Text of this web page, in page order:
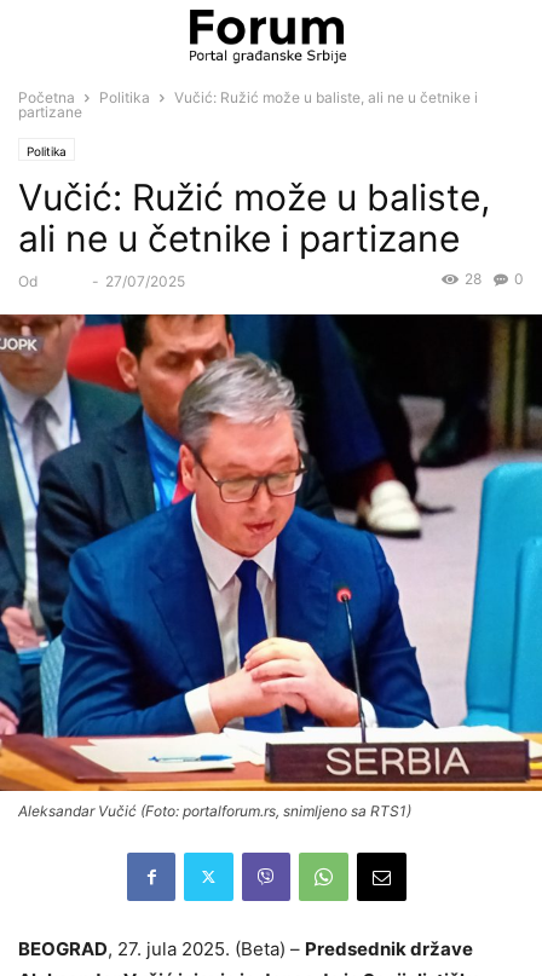
Početna Politika
Vučić: Ružić može u baliste, ali ne u četnike i
partizane
Politika
Vučić: Ružić može u baliste,
ali ne u četnike i partizane
Od - 27/07/2025 0
28
Aleksandar Vučić (Foto: portalforum.rs, snimljeno sa RTS1)
BEOGRAD, 27. jula 2025. (Beta) – Predsednik države